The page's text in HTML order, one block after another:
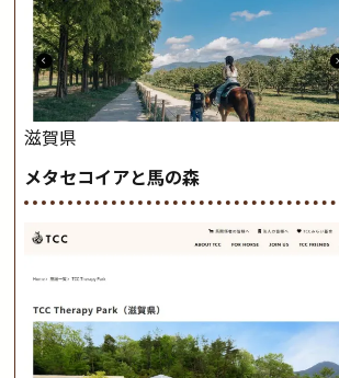
滋賀県
メタセコイアと馬の森